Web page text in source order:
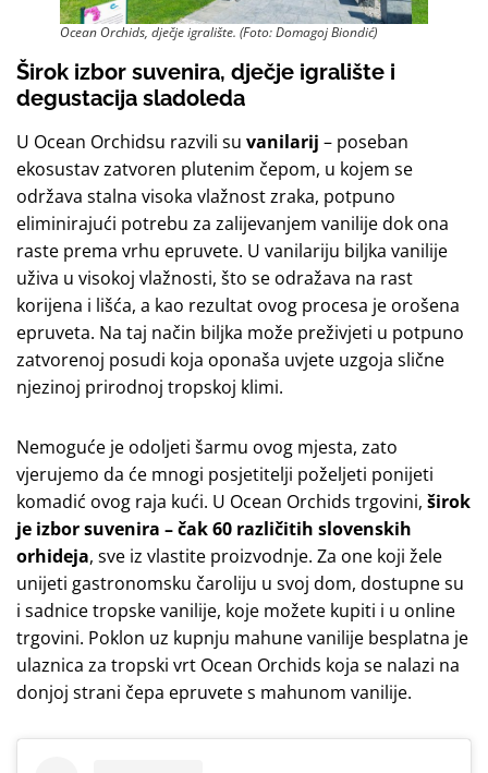
Ocean Orchids, dječje igralište. (Foto: Domagoj Biondić)
Širok izbor suvenira, dječje igralište i
degustacija sladoleda
U Ocean Orchidsu razvili su vanilarij – poseban
ekosustav zatvoren plutenim čepom, u kojem se
održava stalna visoka vlažnost zraka, potpuno
eliminirajući potrebu za zalijevanjem vanilije dok ona
raste prema vrhu epruvete. U vanilariju biljka vanilije
uživa u visokoj vlažnosti, što se odražava na rast
korijena i lišća, a kao rezultat ovog procesa je orošena
epruveta. Na taj način biljka može preživjeti u potpuno
zatvorenoj posudi koja oponaša uvjete uzgoja slične
njezinoj prirodnoj tropskoj klimi.
Nemoguće je odoljeti šarmu ovog mjesta, zato
vjerujemo da će mnogi posjetitelji poželjeti ponijeti
komadić ovog raja kući. U Ocean Orchids trgovini, širok
je izbor suvenira – čak 60 različitih slovenskih
orhideja, sve iz vlastite proizvodnje. Za one koji žele
unijeti gastronomsku čaroliju u svoj dom, dostupne su
i sadnice tropske vanilije, koje možete kupiti i u online
trgovini. Poklon uz kupnju mahune vanilije besplatna je
ulaznica za tropski vrt Ocean Orchids koja se nalazi na
donjoj strani čepa epruvete s mahunom vanilije.